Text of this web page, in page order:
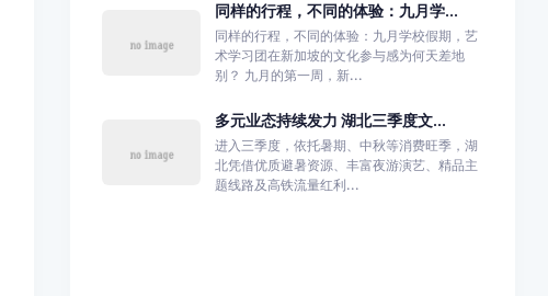
同样的行程，不同的体验：九月学...
同样的行程，不同的体验：九月学校假期，艺
术学习团在新加坡的文化参与感为何天差地
别？ 九月的第一周，新...
多元业态持续发力 湖北三季度文...
进入三季度，依托暑期、中秋等消费旺季，湖
北凭借优质避暑资源、丰富夜游演艺、精品主
题线路及高铁流量红利...